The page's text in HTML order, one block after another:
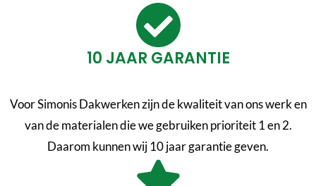
10 JAAR GARANTIE
Voor Simonis Dakwerken zijn de kwaliteit van ons werk en
van de materialen die we gebruiken prioriteit 1 en 2.
Daarom kunnen wij 10 jaar garantie geven.